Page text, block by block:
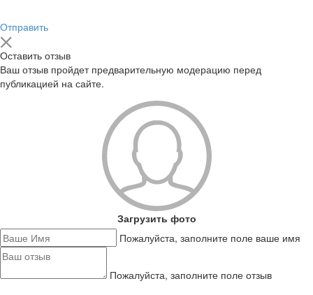
Отправить
Оставить отзыв
Ваш отзыв пройдет предварительную модерацию перед
публикацией на сайте.
Загрузить фото
Пожалуйста, заполните поле ваше имя
Пожалуйста, заполните поле отзыв